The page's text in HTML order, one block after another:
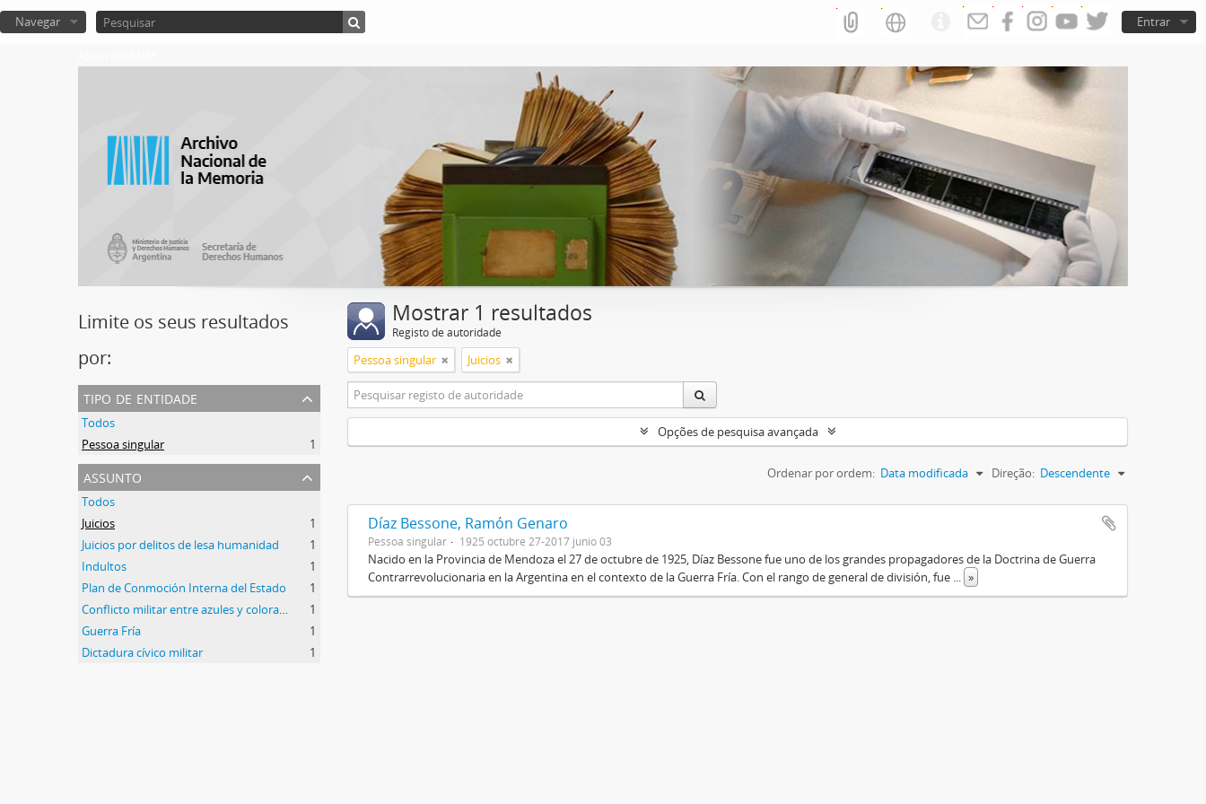
Entrar
Navegar
Limite os seus resultados
por:
tipo de entidade
Todos
Pessoa singular
1
assunto
Todos
Juicios
1
Juicios por delitos de lesa humanidad
1
Indultos
1
Plan de Conmoción Interna del Estado
1
1
Guerra Fría
1
Dictadura cívico militar
1
Mostrar 1 resultados
Registo de autoridade
Pessoa singular Juicios
Opções de pesquisa avançada
Ordenar por ordem: Data modificada Direção: Descendente
Díaz Bessone, Ramón Genaro
Pessoa singular 1925 octubre 27-2017 junio 03
Nacido en la Provincia de Mendoza el 27 de octubre de 1925, Díaz Bessone fue uno de los grandes propagadores de la Doctrina de Guerra
Contrarrevolucionaria en la Argentina en el contexto de la Guerra Fría. Con el rango de general de división, fue
»